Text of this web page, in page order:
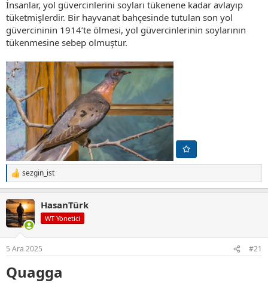
İnsanlar, yol güvercinlerini soyları tükenene kadar avlayıp
tüketmişlerdir. Bir hayvanat bahçesinde tutulan son yol
güvercininin 1914’te ölmesi, yol güvercinlerinin soylarının
tükenmesine sebep olmuştur.
T
e
k
i
l
sezgin_ist
HasanTürk
WT Yönetici
5 Ara 2025 #21
Quagga